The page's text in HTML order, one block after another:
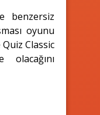
benzersiz
oyunu
Classic